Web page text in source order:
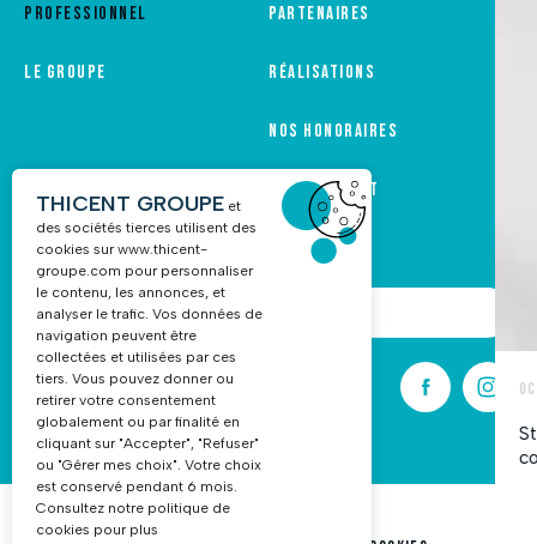
Professionnel
Le groupe
Partenaires
Réalisations
Nos honoraires
Recrutement
NOUS CONTACTER
03 88 68 16 55
THICENT GROUPE et
des sociétés tierces utilisent des
cookies surwww.thicent-
groupe.com pour personnaliser
le contenu, les annonces, et
analyser le trafic. Vos données de
navigation peuvent être
collectées et utilisées par ces
tiers. Vous pouvez donner ou
retirer votre consentement
globalement ou par finalité en
cliquant sur "Accepter", "Refuser"
ou "Gérer mes choix". Votre choix
est conservé pendant 6 mois.
Consultez notre politique de
cookies pour plus